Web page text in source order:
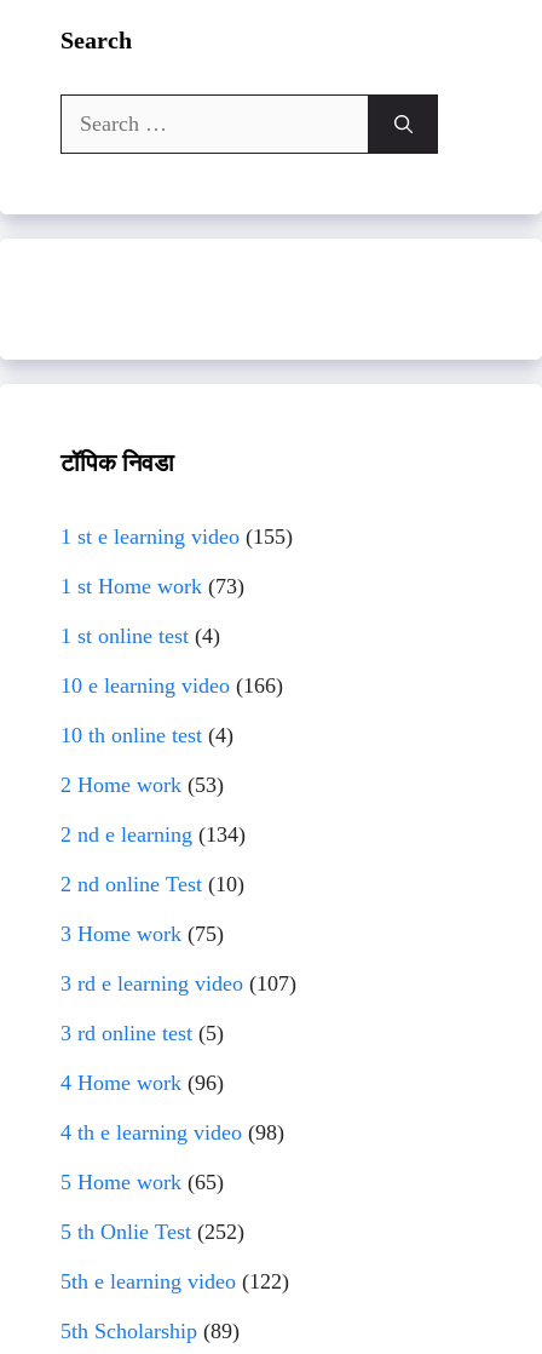
Search
Search
for:
टॉपिक निवडा
1 st e learning video (155)
1 st Home work (73)
1 st online test (4)
10 e learning video (166)
10 th online test (4)
2 Home work (53)
2 nd e learning (134)
2 nd online Test (10)
3 Home work (75)
3 rd e learning video (107)
3 rd online test (5)
4 Home work (96)
4 th e learning video (98)
5 Home work (65)
5 th Onlie Test (252)
5th e learning video (122)
5th Scholarship (89)